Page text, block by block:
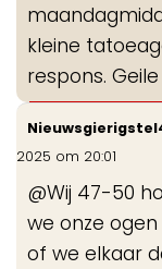
kleine
respons.
2025 om 20:01
@Wij 47-50
we onze
of we elkaar